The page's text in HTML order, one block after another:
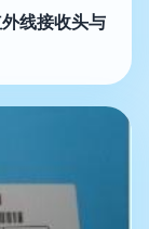
线接收头与